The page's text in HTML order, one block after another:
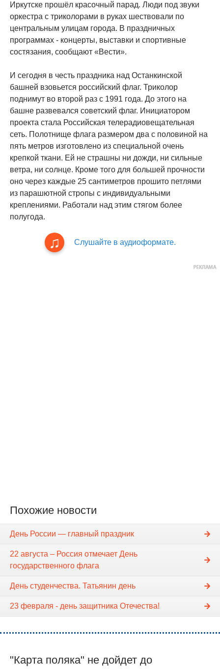
Иркутске прошёл красочный парад. Люди под звуки
оркестра с триколорами в руках шествовали по
центральным улицам города. В праздничных
программах - концерты, выставки и спортивные
состязания, сообщают «Вести».
И сегодня в честь праздника над Останкинской
башней взовьется российский флаг. Триколор
поднимут во второй раз с 1991 года. До этого на
башне развевался советский флаг. Инициатором
проекта стала Российская телерадиовещательная
сеть. Полотнище флага размером два с половиной на
пять метров изготовлено из специальной очень
крепкой ткани. Ей не страшны ни дожди, ни сильные
ветра, ни солнце. Кроме того для большей прочности
оно через каждые 25 сантиметров прошито петлями
из парашютной стропы с индивидуальными
креплениями. Работали над этим стягом более
полугода.
Слушайте в аудиоформате.
Похожие новости
День России — главный праздник
22 августа – Россия отмечает День
государственного флага
День студенчества. Татьянин день
23 февраля - день защитника Отечества!
"Карта поляка" не дойдет до